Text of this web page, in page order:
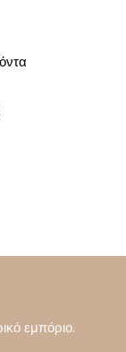
εμπόριο.